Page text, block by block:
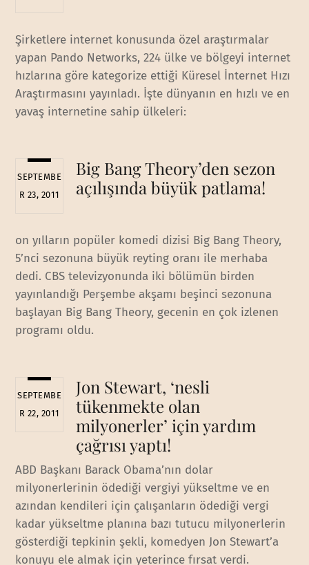
Şirketlere internet konusunda özel araştırmalar
yapan Pando Networks, 224 ülke ve bölgeyi internet
hızlarına göre kategorize ettiği Küresel İnternet Hızı
Araştırmasını yayınladı. İşte dünyanın en hızlı ve en
yavaş internetine sahip ülkeleri:
SEPTEMBE
R 23, 2011
Big Bang Theory’den sezon
açılışında büyük patlama!
on yılların popüler komedi dizisi Big Bang Theory,
5’nci sezonuna büyük reyting oranı ile merhaba
dedi. CBS televizyonunda iki bölümün birden
yayınlandığı Perşembe akşamı beşinci sezonuna
başlayan Big Bang Theory, gecenin en çok izlenen
programı oldu.
SEPTEMBE
R 22, 2011
Jon Stewart, ‘nesli
tükenmekte olan
milyonerler’ için yardım
çağrısı yaptı!
ABD Başkanı Barack Obama’nın dolar
milyonerlerinin ödediği vergiyi yükseltme ve en
azından kendileri için çalışanların ödediği vergi
kadar yükseltme planına bazı tutucu milyonerlerin
gösterdiği tepkinin şekli, komedyen Jon Stewart’a
konuyu ele almak için yeterince fırsat verdi.